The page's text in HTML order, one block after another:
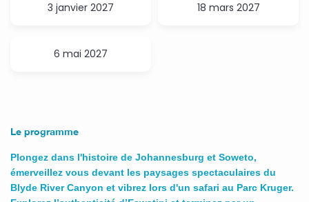
3 janvier 2027 18 mars 2027
6 mai 2027
Le programme
Plongez dans l'histoire de Johannesburg et Soweto,
émerveillez vous devant les paysages spectaculaires du
Blyde River Canyon et vibrez lors d'un safari au Parc Kruger.